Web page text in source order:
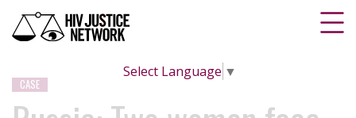
Select Language ▼
CASE